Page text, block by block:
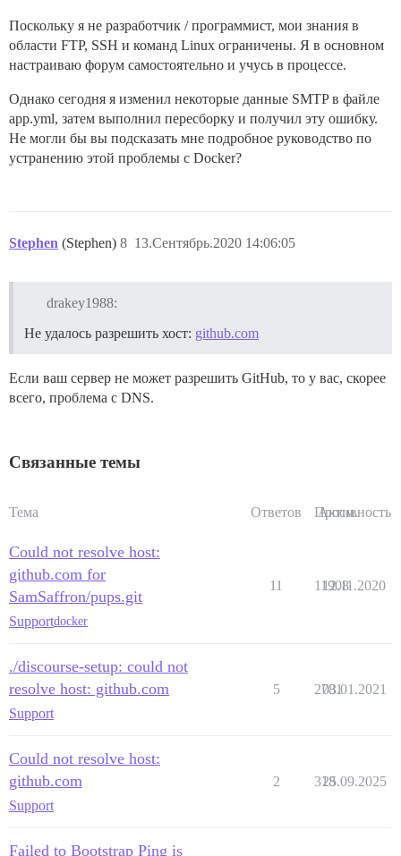
Поскольку я не разработчик / программист, мои знания в
области FTP, SSH и команд Linux ограничены. Я в основном
настраиваю форум самостоятельно и учусь в процессе.
Однако сегодня я изменил некоторые данные SMTP в файле
app.yml, затем выполнил пересборку и получил эту ошибку.
Не могли бы вы подсказать мне подробное руководство по
устранению этой проблемы с Docker?
Stephen (Stephen) 13.Сентябрь.2020 14:06:05
8
drakey1988:
Не удалось разрешить хост: github.com
Если ваш сервер не может разрешить GitHub, то у вас, скорее
всего, проблема с DNS.
Связанные темы
Тема Ответов Просм.
Активность
Could not resolve host:
github.com for
SamSaffron/pups.git
Supportdocker
11 11908
12.11.2020
./discourse-setup: could not
resolve host: github.com
Support
5 2781
03.01.2021
Could not resolve host:
github.com
Support
2 318
25.09.2025
Failed to Bootstrap Ping is